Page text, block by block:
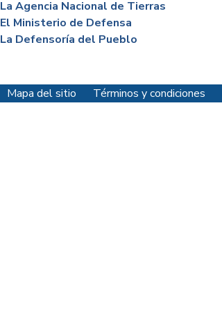
La Agencia Nacional de Tierras
El Ministerio de Defensa
La Defensoría del Pueblo
Mapa del sitio Términos y condiciones